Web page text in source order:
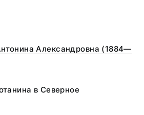
Александровна (1884—
в Северное